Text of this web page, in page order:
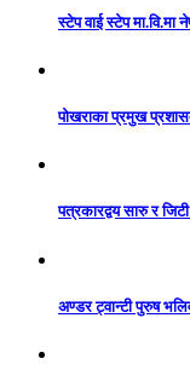
स्टेप वाई स्टेप मा.वि.मा
पोखराका प्रमुख
पत्रकारद्वय सारु र
अण्डर ट्वान्टी पुरुष